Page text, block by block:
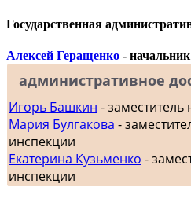
Государственная
Алексей Геращенко -
административное
Игорь Башкин -
Мария Булгакова -
инспекции
Екатерина Кузьменко -
инспекции